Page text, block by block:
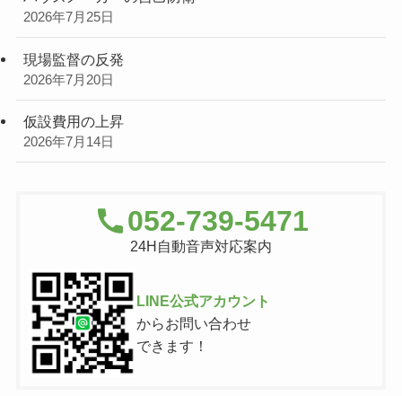
2026年7月25日
現場監督の反発
2026年7月20日
仮設費用の上昇
2026年7月14日
052-739-5471
24H自動音声対応案内
LINE公式アカウント
からお問い合わせ
できます！